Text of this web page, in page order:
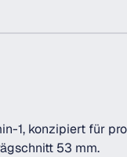
1, konzipiert für
53 mm.